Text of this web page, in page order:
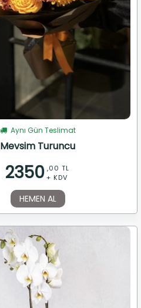
Aynı Gün Teslimat
Mevsim Turuncu
2350 ,00 TL
+ KDV
HEMEN AL